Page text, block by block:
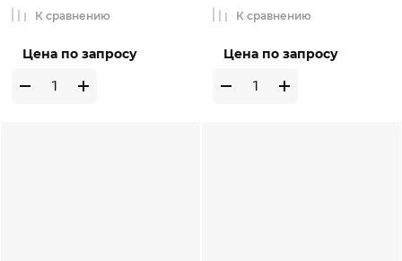
Цена по запросу
К сравнению
Цена по запросу
К сравнению